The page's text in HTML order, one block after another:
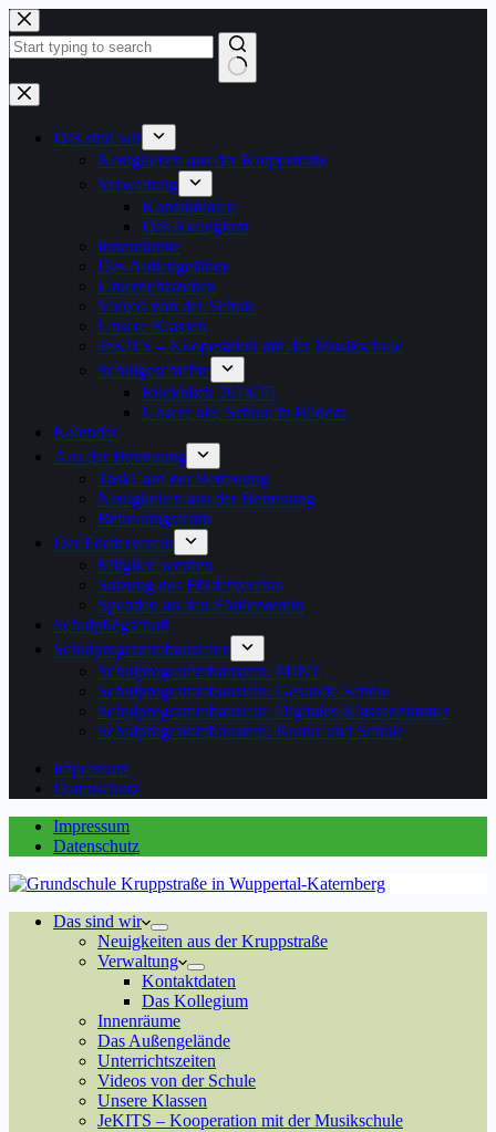
Zum
Inhalt
springen
Keine
Ergebnisse
Das sind wir
Neuigkeiten aus der Kruppstraße
Verwaltung
Kontaktdaten
Das Kollegium
Innenräume
Das Außengelände
Unterrichtszeiten
Videos von der Schule
Unsere Klassen
JeKITS – Kooperation mit der Musikschule
Schulgeschichte
Rückblick 2014/15
Unsere alte Schule in Bildern
Kalender
Aus der Betreuung
TaskCard der Betreuung
Neuigkeiten aus der Betreuung
Betreuungsteam
Der Förderverein
Mitglied werden
Satzung des Fördervereins
Spenden an den Förderverein
Schulpflegschaft
Schulprogrammbausteine
Schulprogrammbaustein: MINT
Schulprogrammbaustein: Gesunde Schule
Schulprogrammbaustein: Digitales Klassenzimmer
Schulprogrammbaustein: Kultur und Schule
Impressum
Datenschutz
Impressum
Datenschutz
Das sind wir
Neuigkeiten aus der Kruppstraße
Verwaltung
Kontaktdaten
Das Kollegium
Innenräume
Das Außengelände
Unterrichtszeiten
Videos von der Schule
Unsere Klassen
JeKITS – Kooperation mit der Musikschule